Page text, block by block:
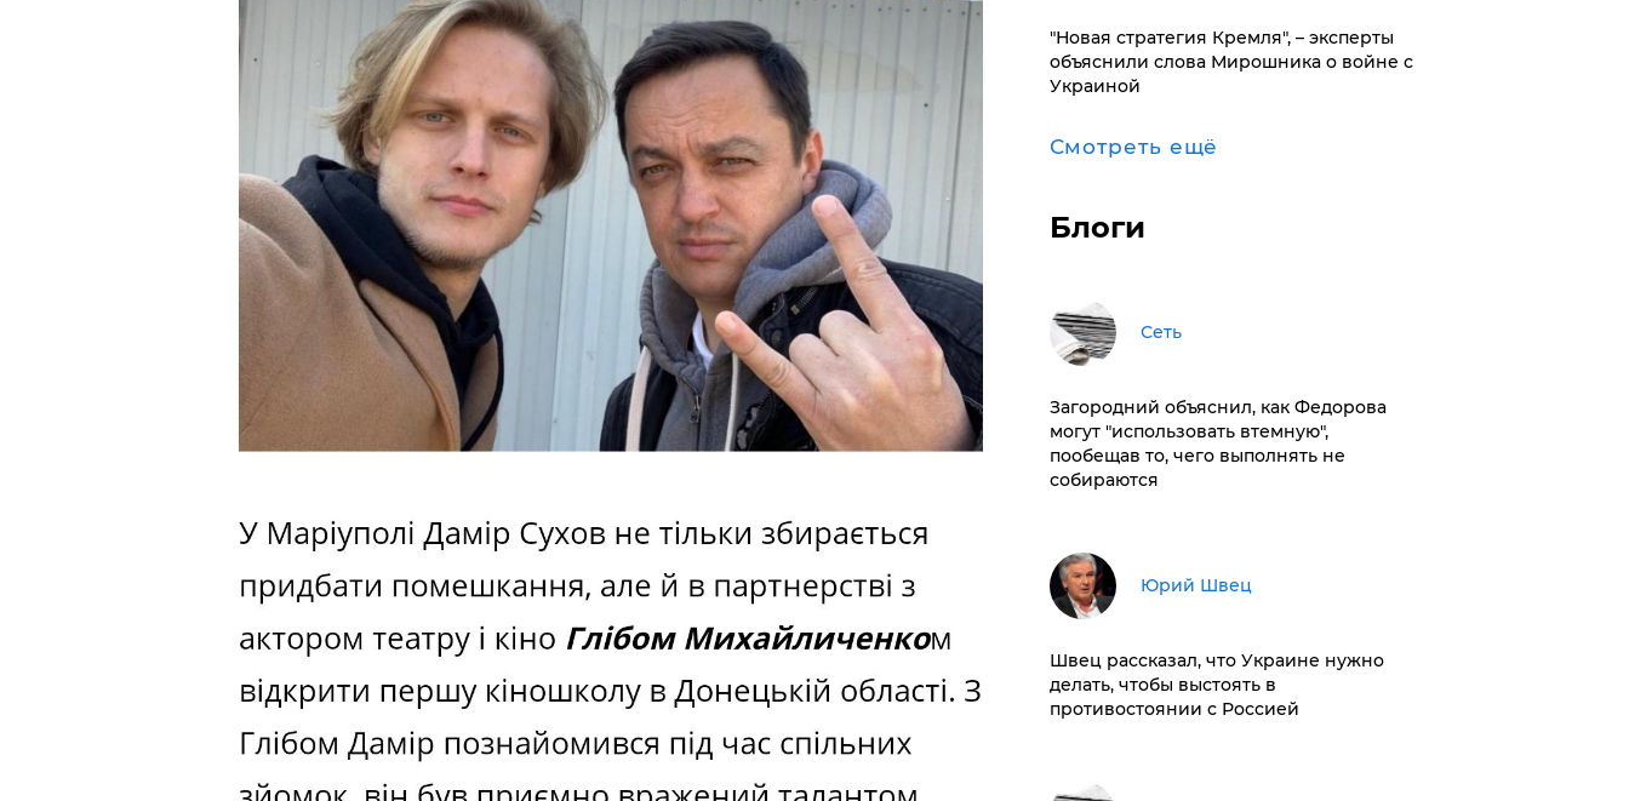
"Новая стратегия Кремля", – эксперты
объяснили слова Мирошника о войне с
Украиной
Смотреть ещё
Блоги
Сеть
Загородний объяснил, как Федорова
могут "использовать втемную",
пообещав то, чего выполнять не
собираются
Юрий Швец
Швец рассказал, что Украине нужно
делать, чтобы выстоять в
противостоянии с Россией